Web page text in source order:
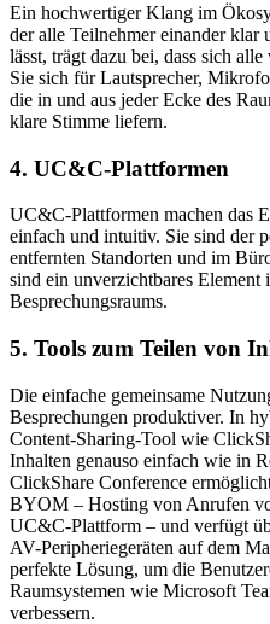
Ein hochwertiger Klang im
der alle Teilnehmer einander klar
lässt, trägt dazu bei, dass sich
Sie sich für Lautsprecher,
die in und aus jeder Ecke des
klare Stimme liefern.
4. UC&C-Plattformen
UC&C-Plattformen machen das
einfach und intuitiv. Sie sind der
entfernten Standorten und im
sind ein unverzichtbares Element
Besprechungsraums.
5. Tools zum Teilen von
Die einfache gemeinsame
Besprechungen produktiver. In
Content-Sharing-Tool wie
Inhalten genauso einfach wie in
ClickShare Conference
BYOM – Hosting von Anrufen
UC&C-Plattform – und verfügt
AV-Peripheriegeräten auf dem
perfekte Lösung, um die
Raumsystemen wie Microsoft
verbessern.